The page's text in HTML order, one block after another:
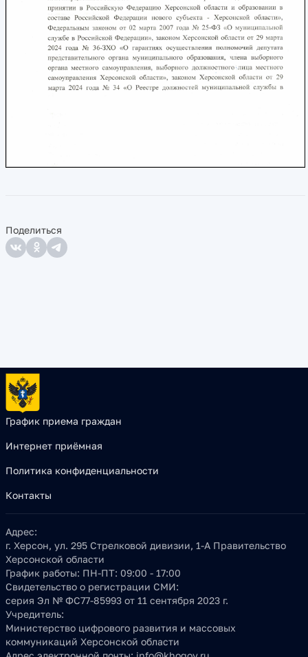
Поделиться
График приема граждан
Интернет приёмная
Политика конфиденциальности
Контакты
Адрес:
г. Херсон, ул. 295 Стрелковой дивизии, 1-А Правительство
Херсонской области
График работы: ПН-ПТ: 09:00 - 17:00
Свидетельство о регистрации СМИ:
серия Эл № ФС77-85993 от 11 сентября 2023 г.
Учредитель:
Министерство цифрового развития и массовых
коммуникаций Херсонской области